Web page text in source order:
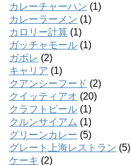
カレーチャーハン (1)
カレーラーメン (1)
カロリー計算 (1)
ガッチャモール (1)
ガボレ (2)
キャリア (1)
クアンシーフード (2)
クイッティアオ (20)
クラフトビール (1)
クルンサイアム (1)
グリーンカレー (5)
グレート上海レストラン (5)
ケーキ (2)